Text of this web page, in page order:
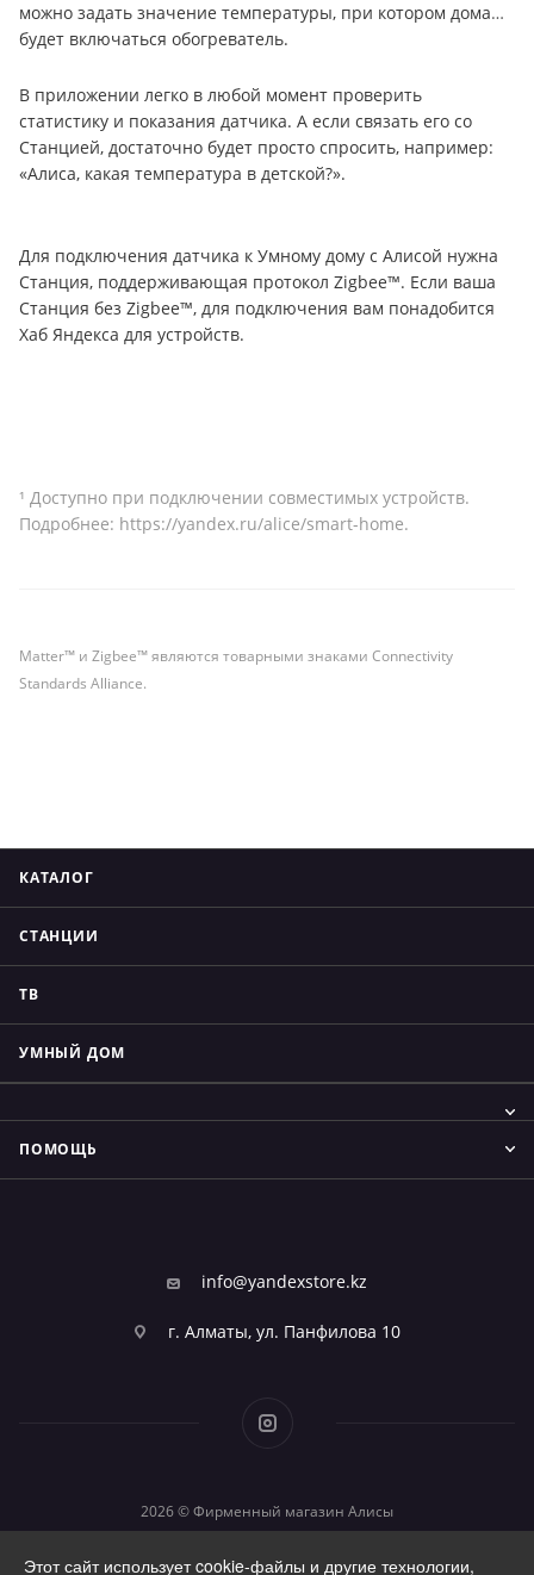
можно задать значение температуры, при котором дома
будет включаться обогреватель.
В приложении легко в любой момент проверить
статистику и показания датчика. А если связать его со
Станцией, достаточно будет просто спросить, например:
«Алиса, какая температура в детской?».
Для подключения датчика к Умному дому с Алисой нужна
Станция, поддерживающая протокол Zigbee™. Если ваша
Станция без Zigbee™, для подключения вам понадобится
Хаб Яндекса для устройств.
¹ Доступно при подключении совместимых устройств.
Подробнее: https://yandex.ru/alice/smart-home.
Matter™ и Zigbee™ являются товарными знаками Connectivity
Standards Alliance.
КАТАЛОГ
СТАНЦИИ
ТВ
УМНЫЙ ДОМ
ПОМОЩЬ
info@yandexstore.kz
г. Алматы, ул. Панфилова 10
2026 © Фирменный магазин Алисы
Этот сайт использует cookie-файлы и другие технологии,